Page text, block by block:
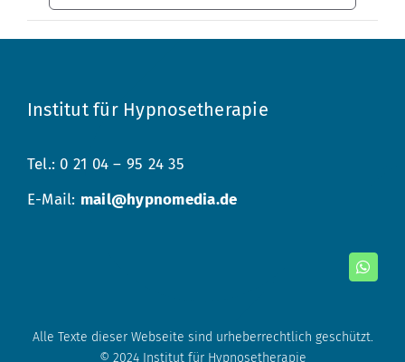
Institut für Hypnosetherapie
Tel.: 0 21 04 – 95 24 35
E-Mail: mail@hypnomedia.de
Alle Texte dieser Webseite sind urheberrechtlich geschützt.
© 2024 Institut für Hypnosetherapie